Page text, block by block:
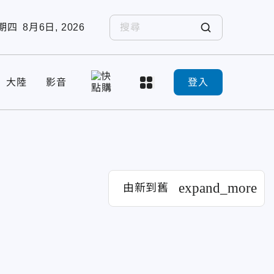
四 8月6日, 2026
大陸 影音 登入
由新到舊 expand_more